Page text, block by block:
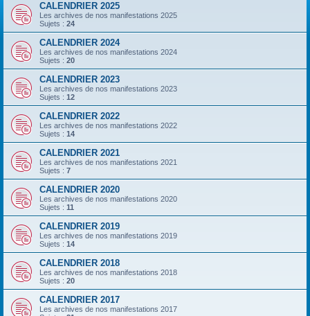
CALENDRIER 2025
Les archives de nos manifestations 2025
Sujets : 24
CALENDRIER 2024
Les archives de nos manifestations 2024
Sujets : 20
CALENDRIER 2023
Les archives de nos manifestations 2023
Sujets : 12
CALENDRIER 2022
Les archives de nos manifestations 2022
Sujets : 14
CALENDRIER 2021
Les archives de nos manifestations 2021
Sujets : 7
CALENDRIER 2020
Les archives de nos manifestations 2020
Sujets : 11
CALENDRIER 2019
Les archives de nos manifestations 2019
Sujets : 14
CALENDRIER 2018
Les archives de nos manifestations 2018
Sujets : 20
CALENDRIER 2017
Les archives de nos manifestations 2017